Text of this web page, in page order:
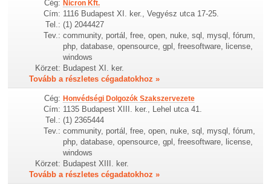
Cég: Nicron Kft.
Cím: 1116 Budapest XI. ker., Vegyész utca 17-25.
Tel.: (1) 2044427
Tev.: community, portál, free, open, nuke, sql, mysql, fórum,
php, database, opensource, gpl, freesoftware, license,
windows
Körzet: Budapest XI. ker.
Tovább a részletes cégadatokhoz »
Cég: Honvédségi Dolgozók Szakszervezete
Cím: 1135 Budapest XIII. ker., Lehel utca 41.
Tel.: (1) 2365444
Tev.: community, portál, free, open, nuke, sql, mysql, fórum,
php, database, opensource, gpl, freesoftware, license,
windows
Körzet: Budapest XIII. ker.
Tovább a részletes cégadatokhoz »